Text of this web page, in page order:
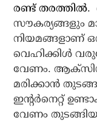
രണ്ട് തരത്തില്‍.
സൗകര്യങ്ങളും
നിയമങ്ങളാണ്
വെഹിക്കിള്‍
വേണം.
മരിക്കാന്‍
ഇന്റര്‍നെറ്റ്
വേണം